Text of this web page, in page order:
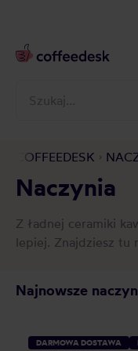
COFFEEDESK
Naczynia
Z ładnej ceramiki
lepiej. Znajdziesz tu
Najnowsze
DARMOWA DOSTAWA